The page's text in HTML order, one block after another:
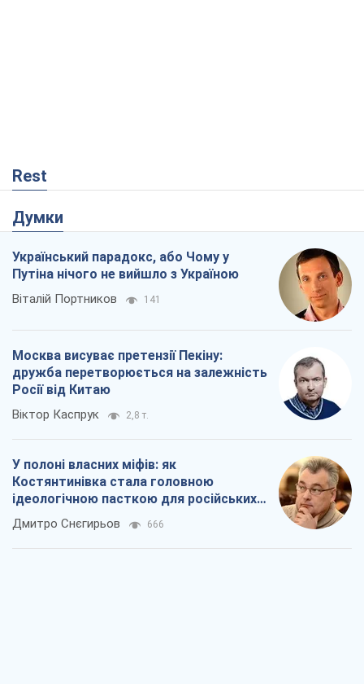
Rest
Думки
Український парадокс, або Чому у
Путіна нічого не вийшло з Україною
Віталій Портников 141
Москва висуває претензії Пекіну:
дружба перетворюється на залежність
Росії від Китаю
Віктор Каспрук 2,8 т.
У полоні власних міфів: як
Костянтинівка стала головною
ідеологічною пасткою для російських
окупантів
Дмитро Снєгирьов 666